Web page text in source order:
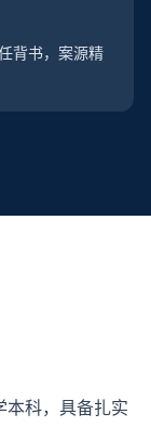
背书，案源精
本科，具备扎实